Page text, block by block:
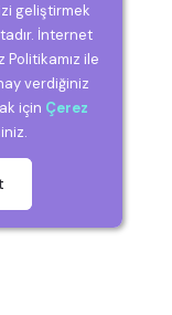
geliştirmek
İnternet
Politikamız ile
verdiğiniz
için Çerez